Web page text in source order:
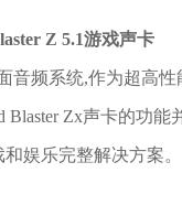
Z 5.1游戏声卡
频系统,作为超高性
Blaster Zx声卡的功
娱乐完整解决方案。